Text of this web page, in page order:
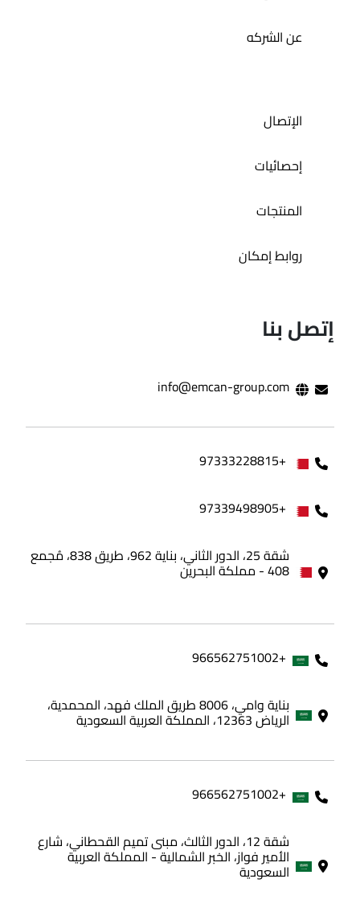
عن الشركه
الإتصال
إحصائيات
المنتجات
روابط إمكان
إتصل بنا
info@emcan-group.com
+97333228815
+97339498905
شقة 25، الدور الثاني، بناية 962، طريق 838، مُجمع
408 - مملكة البحرين
+966562751002
بناية وامي، 8006 طريق الملك فهد، المحمدية،
الرياض 12363، المملكة العربية السعودية
+966562751002
شقة 12، الدور الثالث، مبنى تميم القحطاني، شارع
الأمير فواز، الخبر الشمالية - المملكة العربية
السعودية